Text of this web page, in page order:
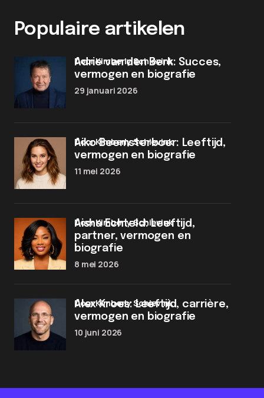
Populaire artikelen
Adrie van den Berk: Succes,
vermogen en biografie
door Kimberly Schievink
29 januari 2026
Aiko Beemsterboer: Leeftijd,
vermogen en biografie
door Kimberly Schievink
11 mei 2026
Aisha Echteld: Leeftijd,
partner, vermogen en
biografie
door Kimberly Schievink
8 mei 2026
Alex Kroes: Leeftijd, carrière,
vermogen en biografie
door Kimberly Schievink
10 juni 2026